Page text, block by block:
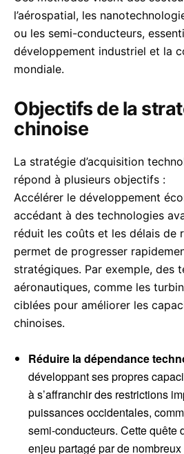
l’aérospatial, les
ou les semi-conducteurs,
développement industriel et la
mondiale.
Objectifs de la
chinoise
La stratégie d’acquisition
répond à plusieurs objectifs :
Accélérer le développement
accédant à des technologies
réduit les coûts et les délais de
permet de progresser
stratégiques. Par exemple, des
aéronautiques, comme les
ciblées pour améliorer les
chinoises.
Réduire la dépendance
développant ses propres
à s’affranchir des restrictions
puissances occidentales,
semi-conducteurs. Cette quête
enjeu partagé par de